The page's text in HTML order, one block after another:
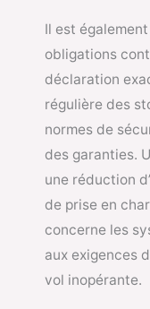
Il est
obligations
déclaration
régulière des
normes de
des garanties.
une réduction
de prise en
concerne les
aux exigences
vol inopérante.